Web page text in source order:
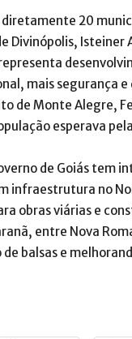
20
Divinópolis, Isteiner
mais segurança e
de Monte Alegre,
esperava
de Goiás tem
infraestrutura no
obras viárias e
entre Nova
de balsas e